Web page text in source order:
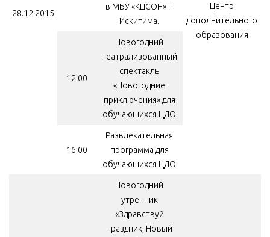
28.12.2015
в МБУ «КЦСОН» г.
Искитима.
Центр
дополнительного
образования
12:00
Новогодний
театрализованный
спектакль
«Новогодние
приключения» для
обучающихся ЦДО
16:00
Развлекательная
программа для
обучающихся ЦДО
Новогодний
утренник
«Здравствуй
праздник, Новый